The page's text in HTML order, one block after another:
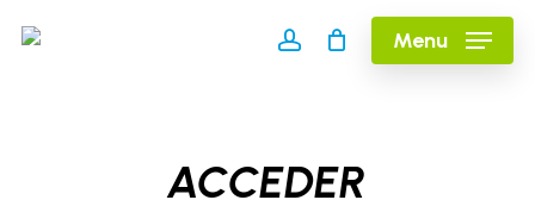
account Menu
ACCEDER